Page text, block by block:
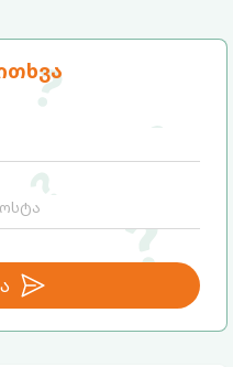
ნამდვილ